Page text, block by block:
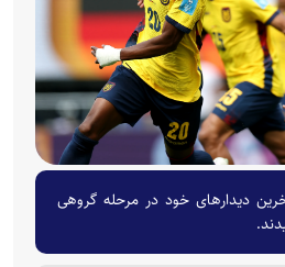
دیدارهای خود در مرحله گروهی